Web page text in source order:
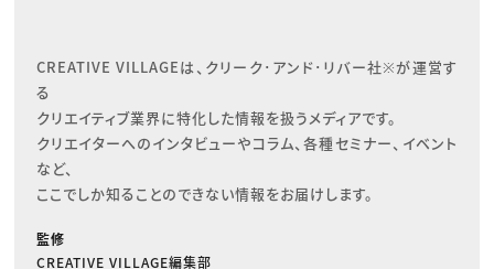
CREATIVE VILLAGEは、クリーク･アンド･リバー社※が運営す
る
クリエイティブ業界に特化した情報を扱うメディアです。
クリエイターへのインタビューやコラム、各種セミナー、イベント
など、
ここでしか知ることのできない情報をお届けします。
監修
CREATIVE VILLAGE編集部